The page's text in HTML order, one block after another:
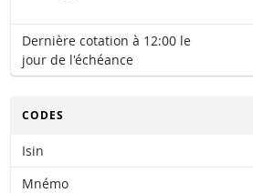
Dernière cotation à 12:00 le
jour de l'échéance
CHANGER
CODES
Isin
Mnémo